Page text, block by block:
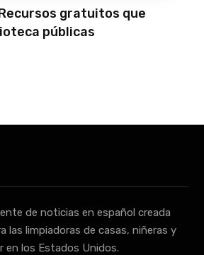
gratuitos que
públicas
de noticias en español creada
las limpiadoras de casas, niñeras y
en los Estados Unidos.